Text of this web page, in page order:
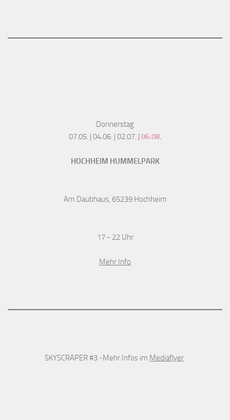
Donnerstag
07.05. | 04.06. | 02.07. | 06.08.
HOCHHEIM HUMMELPARK
Am Daubhaus, 65239 Hochheim
17 - 22 Uhr
Mehr Info
SKYSCRAPER #3 -Mehr Infos im Mediaflyer.